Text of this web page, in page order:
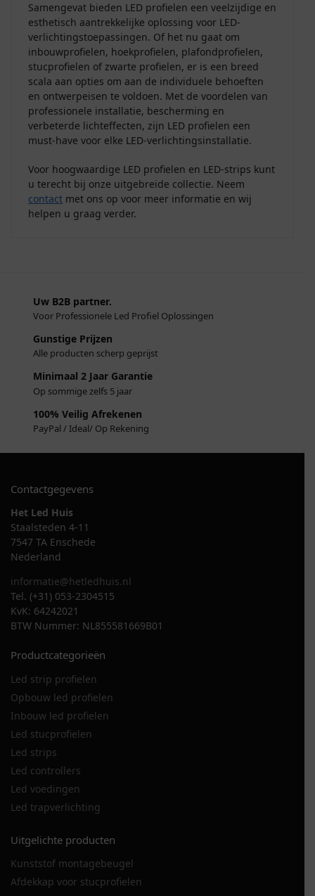
Samengevat bieden LED profielen een veelzijdige en
esthetisch aantrekkelijke oplossing voor LED-
verlichtingstoepassingen. Of het nu gaat om
inbouwprofielen, hoekprofielen, plafondprofielen,
stucprofielen of zwarte profielen, er is een breed
scala aan opties om aan de individuele behoeften
en ontwerpeisen te voldoen. Met de voordelen van
professionele installatie, bescherming en
verbeterde lichteffecten, zijn LED profielen een
must-have voor elke LED-verlichtingsinstallatie.
Voor hoogwaardige LED profielen en LED-strips kunt
u terecht bij onze uitgebreide collectie. Neem
contact met ons op voor meer informatie en wij
helpen u graag verder.
Uw B2B partner.
Voor Professionele Led Profiel Oplossingen
Gunstige Prijzen
Alle producten scherp geprijst
Minimaal 2 Jaar Garantie
Op sommige zelfs 5 jaar
100% Veilig Afrekenen
PayPal / Ideal/ Op Rekening
Contactgegevens
Het Led Huis
Staalsteden 4-11
7547 TA Enschede
Nederland
informatie@hetledhuis.nl
Tel. (+31) 053-2304515
KvK: 64242021
BTW Nummer: NL855581669B01
Productcategorieën
Led strip profielen
Opbouw led profielen
Inbouw led profielen
Led stucprofielen
Led strips
Led controllers
Led voedingen
Led trapverlichting
Uitgelichte producten
Kunststof montagebeugel
Afdekkap voor stucprofielen